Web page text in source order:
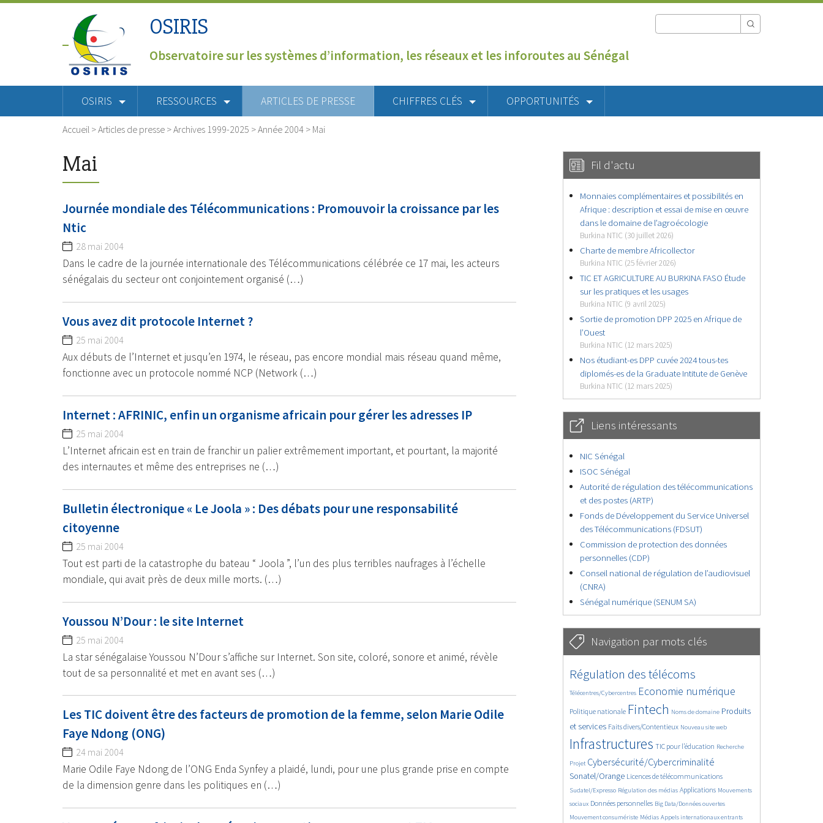
OSIRIS
Observatoire sur les systèmes d’information, les réseaux et les inforoutes au Sénégal
OSIRIS RESSOURCES ARTICLES DE PRESSE CHIFFRES CLÉS OPPORTUNITÉS
Accueil >Articles de presse >Archives 1999-2025 >Année 2004 > Mai
Mai
Journée mondiale des Télécommunications : Promouvoir la croissance par les
Ntic
28 mai 2004
Dans le cadre de la journée internationale des Télécommunications célébrée ce 17 mai, les acteurs
sénégalais du secteur ont conjointement organisé (…)
Vous avez dit protocole Internet ?
25 mai 2004
Aux débuts de l’Internet et jusqu’en 1974, le réseau, pas encore mondial mais réseau quand même,
fonctionne avec un protocole nommé NCP (Network (…)
Internet : AFRINIC, enfin un organisme africain pour gérer les adresses IP
25 mai 2004
L’Internet africain est en train de franchir un palier extrêmement important, et pourtant, la majorité
des internautes et même des entreprises ne (…)
Bulletin électronique « Le Joola » : Des débats pour une responsabilité
citoyenne
25 mai 2004
Tout est parti de la catastrophe du bateau “ Joola ”, l’un des plus terribles naufrages à l’échelle
mondiale, qui avait près de deux mille morts. (…)
Youssou N’Dour : le site Internet
25 mai 2004
La star sénégalaise Youssou N’Dour s’affiche sur Internet. Son site, coloré, sonore et animé, révèle
tout de sa personnalité et met en avant ses (…)
Les TIC doivent être des facteurs de promotion de la femme, selon Marie Odile
Faye Ndong (ONG)
24 mai 2004
Marie Odile Faye Ndong de l’ONG Enda Synfey a plaidé, lundi, pour une plus grande prise en compte
de la dimension genre dans les politiques en (…)
Fil d'actu
Monnaies complémentaires et possibilités en
Afrique : description et essai de mise en œuvre
dans le domaine de l’agroécologie
Burkina NTIC (30 juillet 2026)
Charte de membre Africollector
Burkina NTIC (25 février 2026)
TIC ET AGRICULTURE AU BURKINA FASO Étude
sur les pratiques et les usages
Burkina NTIC (9 avril 2025)
Sortie de promotion DPP 2025 en Afrique de
l’Ouest
Burkina NTIC (12 mars 2025)
Nos étudiant-es DPP cuvée 2024 tous-tes
diplomés-es de la Graduate Intitute de Genève
Burkina NTIC (12 mars 2025)
Liens intéressants
NIC Sénégal
ISOC Sénégal
Autorité de régulation des télécommunications
et des postes (ARTP)
Fonds de Développement du Service Universel
des Télécommunications (FDSUT)
Commission de protection des données
personnelles (CDP)
Conseil national de régulation de l’audiovisuel
(CNRA)
Sénégal numérique (SENUM SA)
Navigation par mots clés
4825/5796
Régulation des télécoms
354/5796
Télécentres/Cybercentres
3815/5796 Economie numérique
1899/5796
Politique nationale
5372/5796 Fintech
695/5796
Noms de domaine
2500/5796
Produits
et services
1606/5796 Faits divers/Contentieux
872/5796 Nouveau site web
5796/5796
Infrastructures
1900/5796
TIC pour l’éducation
199/5796
Recherche
254/5796
Projet
3596/5796Cybersécurité/Cybercriminalité
2320/5796
Sonatel/Orange
1654/5796 Licences de télécommunications
298/5796
Sudatel/Expresso
1031/5796 Régulation des médias
1580/5796 Applications
1101/5796
Mouvements
sociaux
1688/5796Données personnelles
143/5796 Big Data/Données ouvertes
616/5796
Mouvement consumériste
384/5796 Médias
666/5796 Appels internationaux entrants
1764/5796